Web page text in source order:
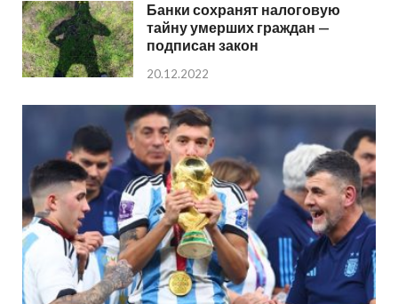
Банки сохранят налоговую
тайну умерших граждан —
подписан закон
20.12.2022